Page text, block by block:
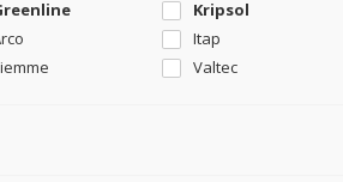
Kripsol
Itap
Valtec